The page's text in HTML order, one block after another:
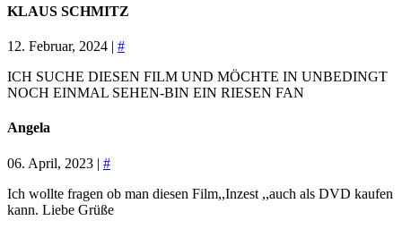
KLAUS SCHMITZ
12. Februar, 2024 | #
ICH SUCHE DIESEN FILM UND MÖCHTE IN UNBEDINGT
NOCH EINMAL SEHEN-BIN EIN RIESEN FAN
Angela
06. April, 2023 | #
Ich wollte fragen ob man diesen Film,,Inzest ,,auch als DVD kaufen
kann. Liebe Grüße